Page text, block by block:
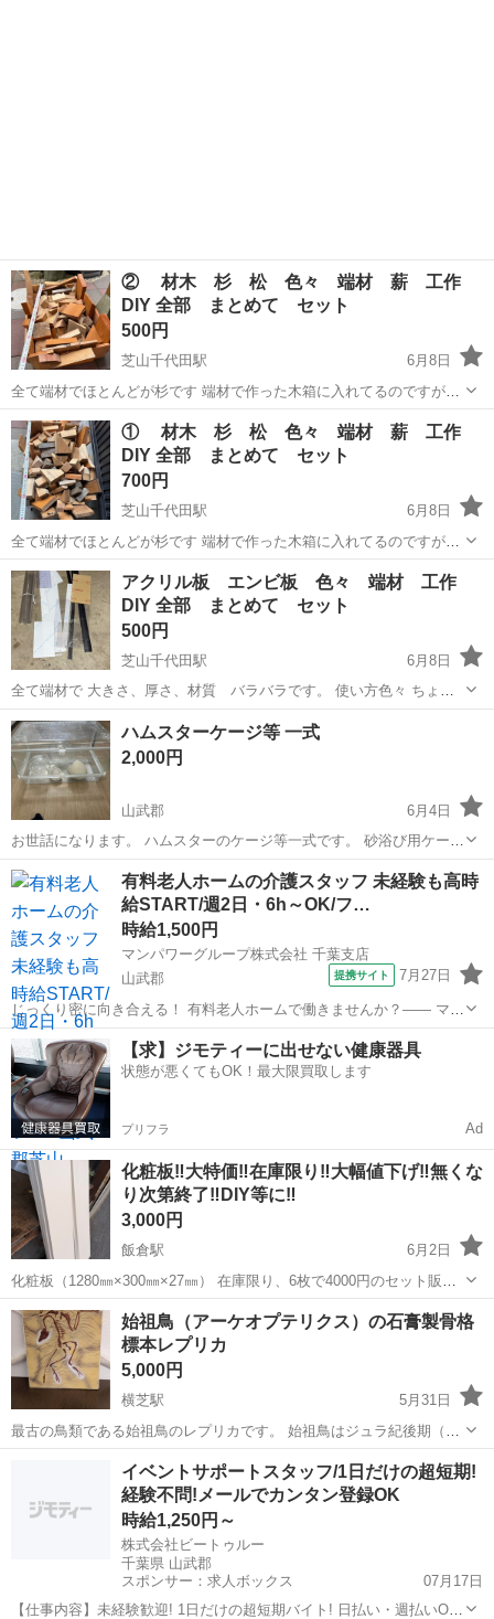
② 材木 杉 松 色々 端材 薪 工作
DIY 全部 まとめて セット
500円
芝山千代田駅
6月8日
全て端材でほとんどが杉です 端材で作った木箱に入れてるのですがそ
のままお渡しします 屋外においてますが風通るようにガチャガチャに
入れてます 必要な方宜しくお願い致しますm(_ _)m
千葉 山武郡 芝山千代田駅 その他 材木
① 材木 杉 松 色々 端材 薪 工作
DIY 全部 まとめて セット
700円
芝山千代田駅
6月8日
全て端材でほとんどが杉です 端材で作った木箱に入れてるのですがそ
のままお渡しします 屋外においてますが風通るようにガチャガチャに
入れてます 必要な方宜しくお願い致しますm(_ _)m
千葉 山武郡 芝山千代田駅 その他
アクリル板 エンビ板 色々 端材 工作
DIY 全部 まとめて セット
500円
芝山千代田駅
6月8日
全て端材で 大きさ、厚さ、材質 バラバラです。 使い方色々 ちょう
ど良いサイズなどあるかもしれません 必要な方宜しくお願い致します
m(_ _)m
千葉 山武郡 芝山千代田駅 その他
ハムスターケージ等 一式
2,000円
山武郡
6月4日
お世話になります。 ハムスターのケージ等一式です。 砂浴び用ケース
トイレ 餌箱 お家 バスサンド トイレ砂 広葉樹マット 冬用ヒーター ケ
ージは一部噛んで穴が空いてるところがあり、テープで補修してます
が、まだまだ全然使...
千葉 その他
有料老人ホームの介護スタッフ 未経験も高時
給START/週2日・6h～OK/フ…
時給1,500円
マンパワーグループ株式会社 千葉支店
山武郡
提携サイト 7月27日
じっくり密に向き合える！ 有料老人ホームで働きませんか？―― マン
パワーグループなら... ✨高時給で稼げる！ ✨ライフスタイルに合わせ
て働ける！ ✨資格取得支援など福利厚生充実！ ✨大手なので...
千葉 山武郡 医療
【求】ジモティーに出せない健康器具
状態が悪くてもOK！最大限買取します
プリフラ Ad
化粧板‼️大特価‼️在庫限り‼️大幅値下げ‼️無くな
り次第終了‼️DIY等に‼️
3,000円
飯倉駅
6月2日
化粧板（1280㎜×300㎜×27㎜） 在庫限り、6枚で4000円のセット販売
になります。 引き取りに来てくれる方限定の販売になります。 ※倉庫
内で保管してますがアウトレット品になる為、ご理解ある方の購入宜
しくお願いします...
千葉 山武郡 飯倉駅 化粧板
始祖鳥（アーケオプテリクス）の石膏製骨格
標本レプリカ
5,000円
横芝駅
5月31日
最古の鳥類である始祖鳥のレプリカです。 始祖鳥はジュラ紀後期（1
億5600万年前～1億5100万年前）に 生息していた最古の鳥です。 メル
カリやヤフオクなどでは3万〜で売っている方がたくさんいます。なの
で、お安い方だと思います。
横芝駅 その他 始祖鳥
イベントサポートスタッフ/1日だけの超短期!
経験不問!メールでカンタン登録OK
時給1,250円～
株式会社ビートゥルー
千葉県 山武郡
スポンサー：求人ボックス
07月17日
【仕事内容】未経験歓迎! 1日だけの超短期バイト! 日払い・週払いOK